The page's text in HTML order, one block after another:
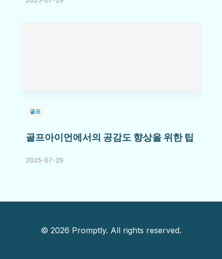
골프
골프아이언에서의 공감도 향상을 위한 팁
2025-07-29
© 2026 Promptly. All rights reserved.